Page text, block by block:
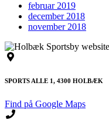
februar 2019
december 2018
november 2018
SPORTS ALLE 1, 4300 HOLBÆK
Find på Google Maps